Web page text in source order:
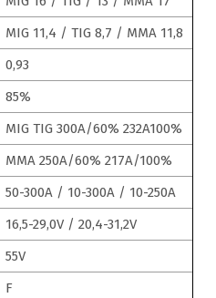
MIG 11,4 / TIG 8,7 / MMA 11,8
0,93
85%
MIG TIG 300A/60% 232A100%
MMA 250A/60% 217A/100%
50-300A / 10-300A / 10-250A
16,5-29,0V / 20,4-31,2V
55V
F